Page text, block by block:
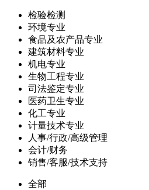
检验检测
环境专业
食品及农产品专业
建筑材料专业
机电专业
生物工程专业
司法鉴定专业
医药卫生专业
化工专业
计量技术专业
人事/行政/高级管理
会计/财务
销售/客服/技术支持
全部